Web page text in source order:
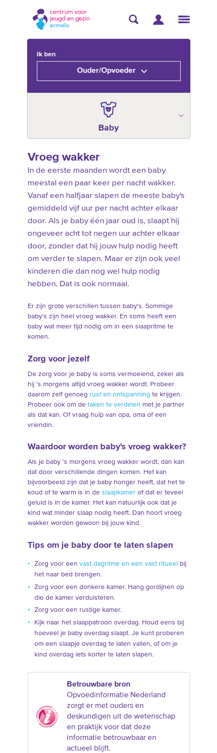
Ik ben
Ouder/Opvoeder
Baby
Vroeg wakker
In de eerste maanden wordt een baby
meestal een paar keer per nacht wakker.
Vanaf een halfjaar slapen de meeste baby's
gemiddeld vijf uur per nacht achter elkaar
door. Als je baby één jaar oud is, slaapt hij
ongeveer acht tot negen uur achter elkaar
door, zonder dat hij jouw hulp nodig heeft
om verder te slapen. Maar er zijn ook veel
kinderen die dan nog wel hulp nodig
hebben. Dat is ook normaal.
Er zijn grote verschillen tussen baby's. Sommige
baby's zijn heel vroeg wakker. En soms heeft een
baby wat meer tijd nodig om in een slaapritme te
komen.
Zorg voor jezelf
De zorg voor je baby is soms vermoeiend, zeker als
hij 's morgens altijd vroeg wakker wordt. Probeer
daarom zelf genoeg rust en ontspanning te krijgen.
Probeer ook om de taken te verdelen met je partner
als dat kan. Of vraag hulp van opa, oma of een
vriendin.
Waardoor worden baby's vroeg wakker?
Als je baby 's morgens vroeg wakker wordt, dan kan
dat door verschillende dingen komen. Het kan
bijvoorbeeld zijn dat je baby honger heeft, dat het te
koud of te warm is in de slaapkamerof dat er teveel
geluid is in de kamer. Het kan natuurlijk ook dat je
kind wat minder slaap nodig heeft. Dan hoort vroeg
wakker worden gewoon bij jouw kind.
Tips om je baby door te laten slapen
Zorg voor een vast dagritme en een vast ritueel
bij
het naar bed brengen.
Zorg voor een donkere kamer. Hang gordijnen op
die de kamer verduisteren.
Zorg voor een rustige kamer.
Kijk naar het slaappatroon overdag. Houd eens bij
hoeveel je baby overdag slaapt. Je kunt proberen
om een slaapje overdag te laten vallen, of om je
kind overdag iets korter te laten slapen.
Betrouwbare bron
Opvoedinformatie Nederland
zorgt er met ouders en
deskundigen uit de wetenschap
en praktijk voor dat deze
informatie betrouwbaar en
actueel blijft.